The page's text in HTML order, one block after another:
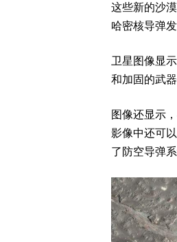
这些新的沙
哈密核导弹
卫星图像显
和加固的武
图像还显示
影像中还可
了防空导弹系